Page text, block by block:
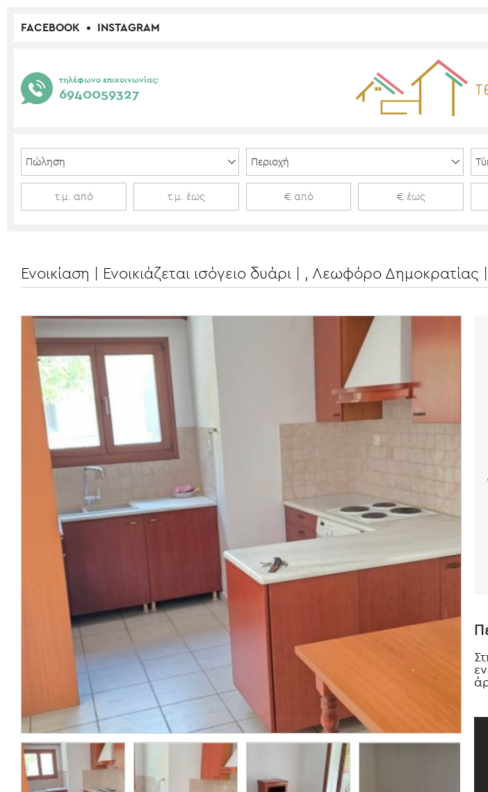
FACEBOOK INSTAGRAM
τηλέφωνο επικοινωνίας:
6940059327
Ενοικίαση | Ενοικιάζεται ισόγειο δυάρι | , Λεωφόρο Δημοκρατίας |